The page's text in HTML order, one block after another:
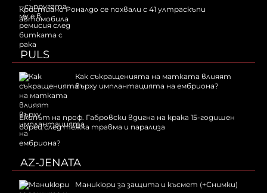
Кристиано Роналдо се похвали с 41 ултраскъпи
автомобила
PULS
Как съкращенията на матката влияят
върху имплантацията на ембриона?
Екипът на проф. Габровски вдигна на крака 15-годишен
борец след тежка травма и парализа
AZ-JENATA
Маникюри за защита и късмет (+Снимки)